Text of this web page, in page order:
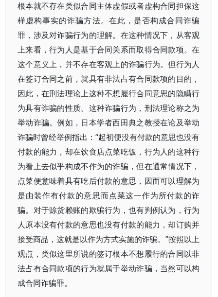
根本就不存在类似合同主体虚假或者虚构合同担保这
样虚构事实的诈骗方法。在此，是否构成合同诈骗
罪，涉及对诈骗行为的理解。在这种情况下，从客观
上来看，行为人是基于合同关系而取得合同款项。在
这个意义上，并不存在客观上的诈骗行为。但行为人
在签订合同之前，就具有非法占有合同款项的目的，
因此，在刑法理论上这种不想履行合同意思的隐瞒行
为具有诈骗的性质。这种诈骗行为，刑法理论称之为
举动诈骗。例如，日本学者西田典之教授在论及举动
诈骗时曾经举例指出：“起初便没有付款的意思也没有
付款的能力，却在饮食店点菜吃饭，行为人的这种行
为看上去似乎构成不作为的诈骗，但在通常情况下，
点菜便意味着具有吃后付款的意思，因而可以理解为
是由装作有付款的意思而点菜这一作为所付款的诈
骗。对于赊货赖账的欺骗行为，也有判例认为，行为
人原本没有付款的意思也没有付款的能力，却订购并
接受商品，这就是以作为方式实施的诈骗。”按照以上
观点，类似这里所说的签订根本不想履行的合同以非
法占有合同款项的行为就属于举动诈骗，当然可以构
成合同诈骗罪。